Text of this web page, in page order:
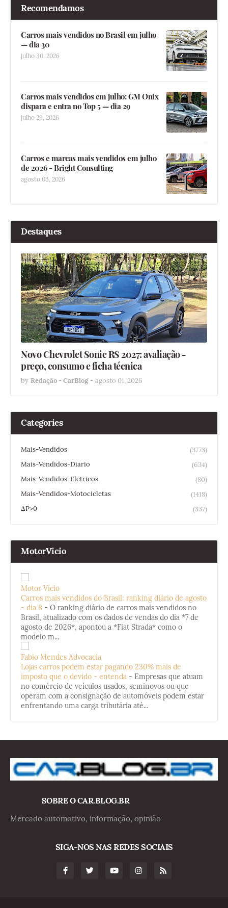
Recomendamos
Carros mais vendidos no Brasil em julho
— dia 30
julho 30, 2026
Carros mais vendidos em julho: GM Onix
dispara e entra no Top 5 — dia 29
julho 29, 2026
Carros e marcas mais vendidos em julho
de 2026 - Bright Consulting
agosto 03, 2026
Destaques
Novo Chevrolet Sonic RS 2027: avaliação -
preço, consumo e ficha técnica
by Redação - CarBlog - agosto 01, 2026
Categories
Mais-Vendidos
(3773)
Mais-Vendidos-Diario
(634)
Mais-Vendidos-Eletricos
(80)
Mais-Vendidos-Motocicletas
(1418)
ΔP>0
(337)
MotorVicio
Motor Vício
Carros mais vendidos do Brasil: ranking diário de agosto
- dia 8 - O ranking diário de carros mais vendidos no
Brasil, atualizado com os dados de vendas do dia *7 de
agosto de 2026*, apontou a *Fiat Strada* como o
modelo m...
Fabio Mendes Advocacia
Lojas carros podem estar pagando 230% mais de
imposto que o devido - entenda - Empresas que atuam
no comércio de veículos usados, seminovos ou que
operam com a consignação de automóveis podem estar
enfrentando uma carga tributária até...
SOBRE O CAR.BLOG.BR
Mercado automotivo, informação, opinião
SIGA-NOS NAS REDES SOCIAIS